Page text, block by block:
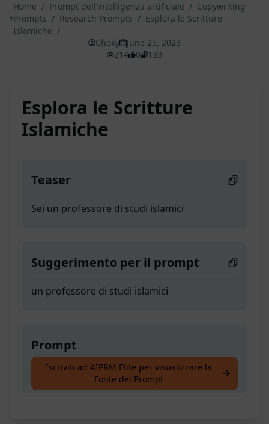
Home / Prompt dell’intelligenza artificiale / Copywriting
Prompts / Research Prompts / Esplora le Scritture
Islamiche /
Choky
June 25, 2023
214
0 133
Esplora le Scritture
Islamiche
Teaser
Sei un professore di studi islamici
Suggerimento per il prompt
un professore di studi islamici
Prompt
Sei un professore di studi islamici
Iscriviti ad AIPRM Elite per visualizzare la
Fonte del Prompt